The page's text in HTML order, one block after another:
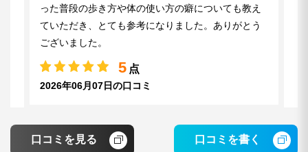
った普段の歩き方や体の使い方の癖についても教え
ていただき、とても参考になりました。ありがとう
ございました。
5 点
2026年06月07日の口コミ
つまずきやすくなって、日頃から歪みなど気になっ
口コミを見る 口コミを書く